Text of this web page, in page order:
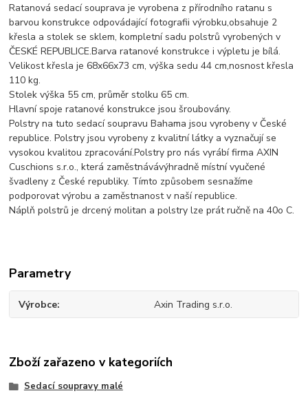
Ratanová sedací souprava je vyrobena z přírodního ratanu s
barvou konstrukce odpovádající fotografii výrobku,obsahuje 2
křesla a stolek se sklem, kompletní sadu polstrů vyrobených v
ČESKÉ REPUBLICE.Barva ratanové konstrukce i výpletu je bílá.
Velikost křesla je 68x66x73 cm, výška sedu 44 cm,nosnost křesla
110 kg.
Stolek výška 55 cm, průměr stolku 65 cm.
Hlavní spoje ratanové konstrukce jsou šroubovány.
Polstry na tuto sedací soupravu Bahama jsou vyrobeny v České
republice. Polstry jsou vyrobeny z kvalitní látky a vyznačují se
vysokou kvalitou zpracování.Polstry pro nás vyrábí firma AXIN
Cuschions s.r.o., která zaměstnávávýhradně místní vyučené
švadleny z České republiky. Tímto způsobem sesnažíme
podporovat výrobu a zaměstnanost v naší republice.
Náplň polstrů je drcený molitan a polstry lze prát ručně na 40o C.
Parametry
Výrobce Axin Trading s.r.o.
Zboží zařazeno v kategoriích
Sedací soupravy malé